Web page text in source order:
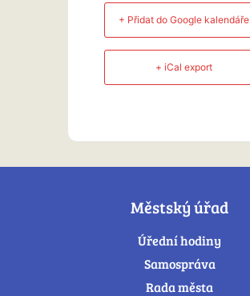
+ Přidat do Google kalendáře
+ iCal export
Městský úřad
Úřední hodiny
Samospráva
Rada města